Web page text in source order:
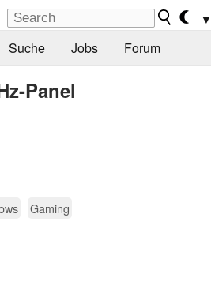
▼
Suche Jobs Forum
Panel
Gaming